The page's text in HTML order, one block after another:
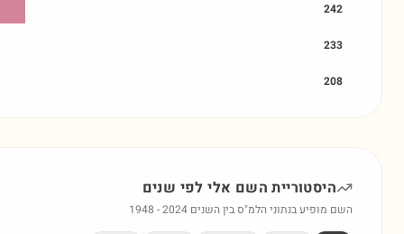
242
233
208
היסטוריית השם אלילפי שנים
השם מופיע בנתוני הלמ"ס בין השנים 1948 -2024